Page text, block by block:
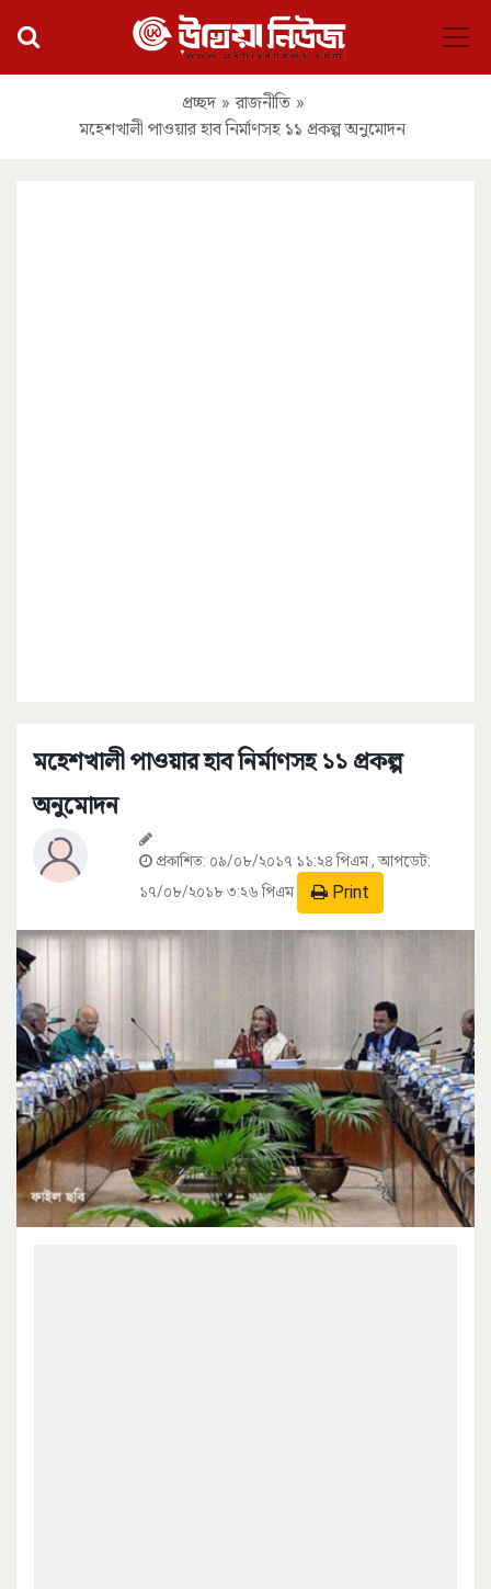
প্রচ্ছদ » রাজনীতি »
মহেশখালী পাওয়ার হাব নির্মাণসহ ১১ প্রকল্প অনুমোদন
মহেশখালী পাওয়ার হাব নির্মাণসহ ১১ প্রকল্প
অনুমোদন
প্রকাশিত: ০৯/০৮/২০১৭ ১১:২৪ পিএম, আপডেট:
১৭/০৮/২০১৮ ৩:২৬ পিএম
Print